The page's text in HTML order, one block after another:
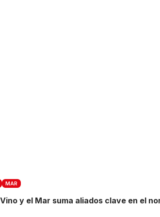
MAR
y el Mar suma aliados clave en el